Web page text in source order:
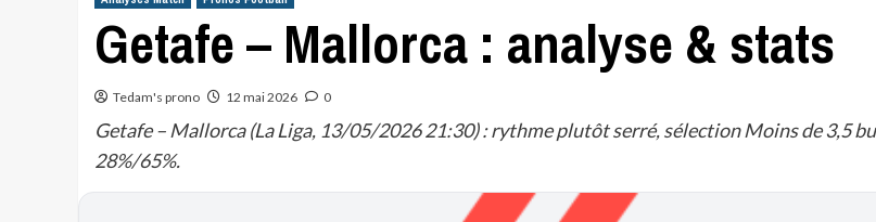
Getafe – Mallorca : analyse & stats
Tedam's prono 12 mai 2026 0
Getafe – Mallorca (La Liga, 13/05/2026 21:30) : rythme plutôt serré, sélection Moins de 3,5
28%/65%.